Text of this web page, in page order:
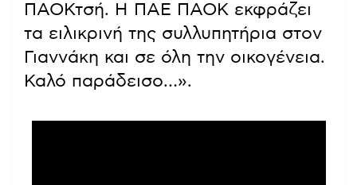
ΠΑΟΚτσή. Η ΠΑΕ ΠΑΟΚ εκφράζει
τα ειλικρινή της συλλυπητήρια στον
Γιαννάκη και σε όλη την οικογένεια.
Καλό παράδεισο…».